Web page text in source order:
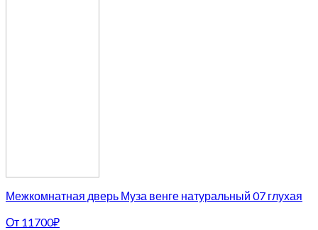
Межкомнатная дверь Муза венге натуральный 07 глухая
От 11700₽